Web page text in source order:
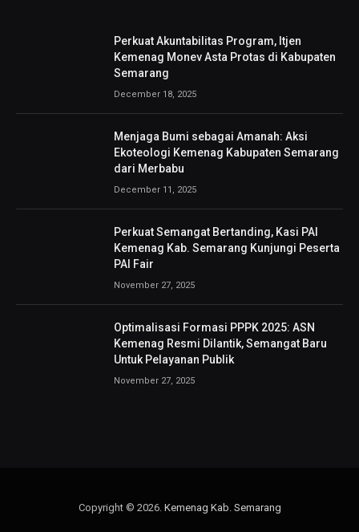
Perkuat Akuntabilitas Program, Itjen
Kemenag Monev Asta Protas di Kabupaten
Semarang
December 18, 2025
Menjaga Bumi sebagai Amanah: Aksi
Ekoteologi Kemenag Kabupaten Semarang
dari Merbabu
December 11, 2025
Perkuat Semangat Bertanding, Kasi PAI
Kemenag Kab. Semarang Kunjungi Peserta
PAI Fair
November 27, 2025
Optimalisasi Formasi PPPK 2025: ASN
Kemenag Resmi Dilantik, Semangat Baru
Untuk Pelayanan Publik
November 27, 2025
Copyright © 2026. Kemenag Kab. Semarang